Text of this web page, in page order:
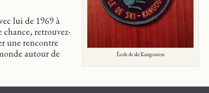
École de ski Kangourou
lui de 1969 à
chance, retrouvez-
une rencontre
autour de